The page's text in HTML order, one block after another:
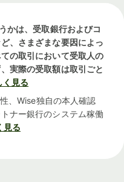
かは、受取銀行およびコ
、さまざまな要因によっ
の取引において受取人の
実際の受取額は取引ごと
く見る
、Wise独自の本人確認
ナー銀行のシステム稼働
見る